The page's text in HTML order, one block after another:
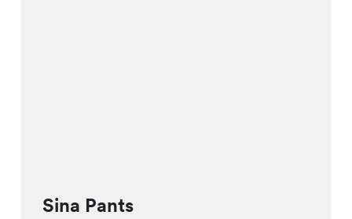
Sina Pants